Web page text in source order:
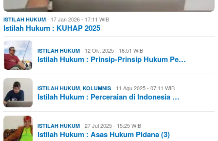
ISTILAH HUKUM 17 Jan 2026 - 17:11 WIB
Istilah Hukum : KUHAP 2025
ISTILAH HUKUM 12 Okt 2025 - 16:51 WIB
Istilah Hukum : Prinsip-Prinsip Hukum Pe…
ISTILAH HUKUM KOLUMNIS 11 Agu 2025 - 07:11 WIB
Istilah Hukum : Perceraian di Indonesia …
ISTILAH HUKUM 27 Jul 2025 - 15:25 WIB
Istilah Hukum : Asas Hukum Pidana (3)